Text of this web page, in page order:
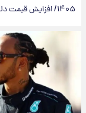
۱۴۰۵/ افزایش قیمت دلار